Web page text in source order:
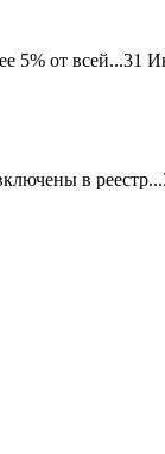
5% от всей...31
в реестр...